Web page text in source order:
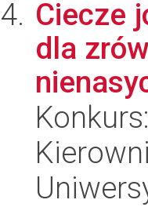
Ciecze
dla
Konkurs: